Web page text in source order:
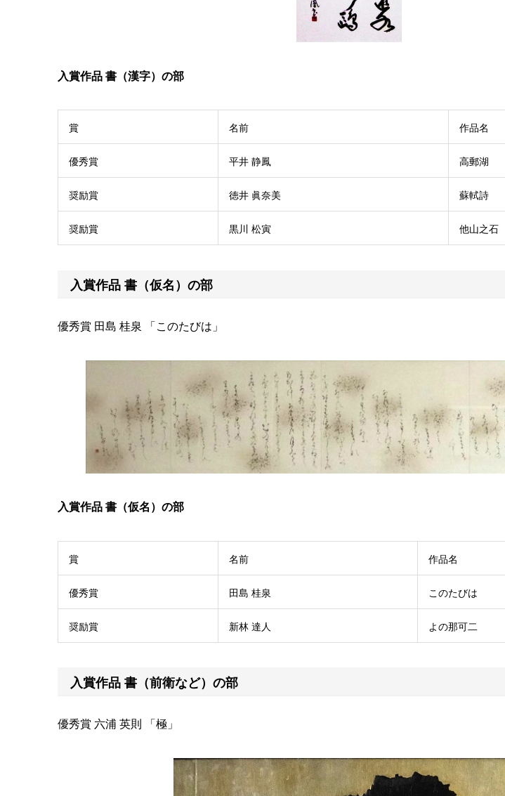
入賞作品 書（漢字）の部
賞 名前 作品名
優秀賞 平井 静鳳 高郵湖
奨励賞 徳井 眞奈美 蘇軾詩
奨励賞 黒川 松寅 他山之石
入賞作品 書（仮名）の部
優秀賞 田島 桂泉 「このたびは」
入賞作品 書（仮名）の部
賞 名前 作品名
優秀賞 田島 桂泉 このたびは
奨励賞 新林 達人 よの那可二
入賞作品 書（前衛など）の部
優秀賞 六浦 英則 「極」